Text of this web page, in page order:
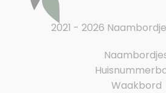
2021 - 2026
Waakbord